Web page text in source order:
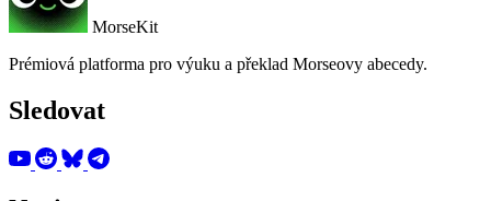
MorseKit
Prémiová platforma pro výuku a překlad Morseovy abecedy.
Sledovat